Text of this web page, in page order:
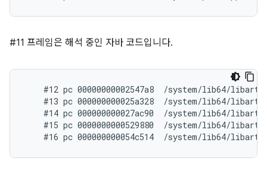
#11 프레임은 해석 중인 자바 코드입니다.
#12 pc 00000000002547a8  /system/lib64/
#13 pc 000000000025a328  /system/lib64/
#14 pc 000000000027ac90  /system/lib64/
#15 pc 0000000000529880  /system/lib64/